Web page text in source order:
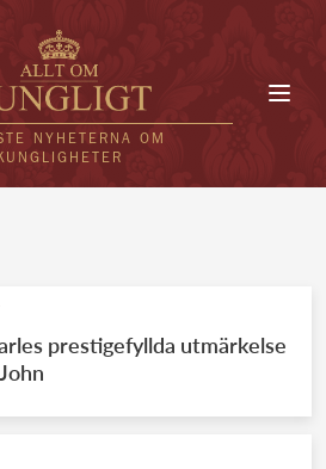
NYHETERNA OM
KUNGAHUS
prestigefyllda utmärkelse